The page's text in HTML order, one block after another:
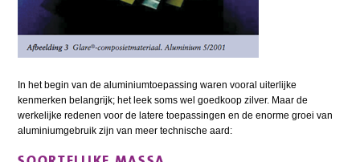
In het begin van de aluminiumtoepassing waren vooral uiterlijke
kenmerken belangrijk; het leek soms wel goedkoop zilver. Maar de
werkelijke redenen voor de latere toepassingen en de enorme groei van
aluminiumgebruik zijn van meer technische aard: